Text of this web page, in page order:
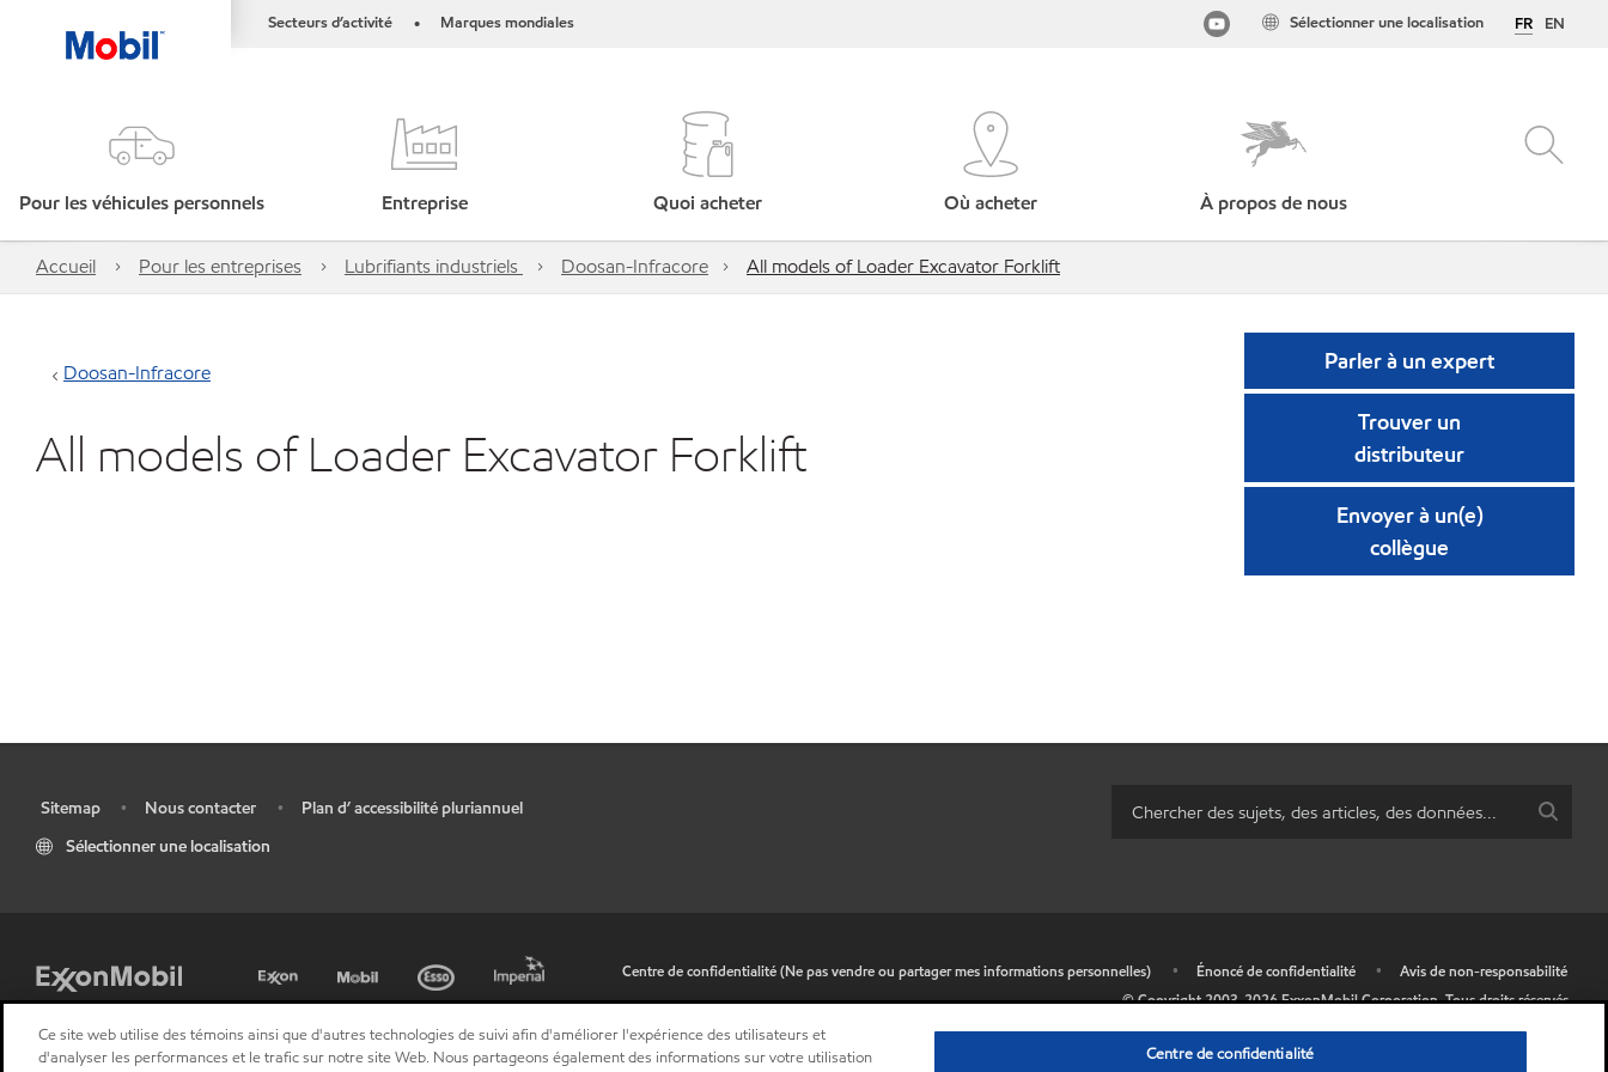
Secteurs d’activité • Marques mondiales FR EN
Sélectionner une localisation
Pour les véhicules personnels Entreprise Quoi acheter Où acheter À propos de nous
Accueil Pour les entreprises Lubrifiants industriels Doosan-Infracore All models of Loader Excavator Forklift
Doosan-Infracore
All models of Loader Excavator Forklift
Parler à un expert
Trouver un
distributeur
Envoyer à un(e)
collègue
Sitemap • Nous contacter •
Plan d’ accessibilité pluriannuel
Sélectionner une localisation
Centre de confidentialité (Ne pas vendre ou partager mes informations personnelles) • Énoncé de confidentialité •
Avis de non-responsabilité
© Copyright 2003-2026ExxonMobil Corporation.Tous droits réservés.
Ce site web utilise des témoins ainsi que d'autres technologies de suivi afin d'améliorer l'expérience des utilisateurs et
d'analyser les performances et le trafic sur notre site Web. Nous partageons également des informations sur votre utilisation
Centre de confidentialité